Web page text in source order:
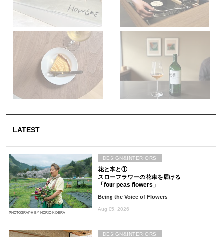
LATEST
PHOTOGRAPH BY NORIO KIDERA
花と本と①
スローフラワーの花束を届ける
「four peas flowers」
Being the Voice of Flowers
Aug 05, 2026
DESIGN&INTERIORS
DESIGN&INTERIORS